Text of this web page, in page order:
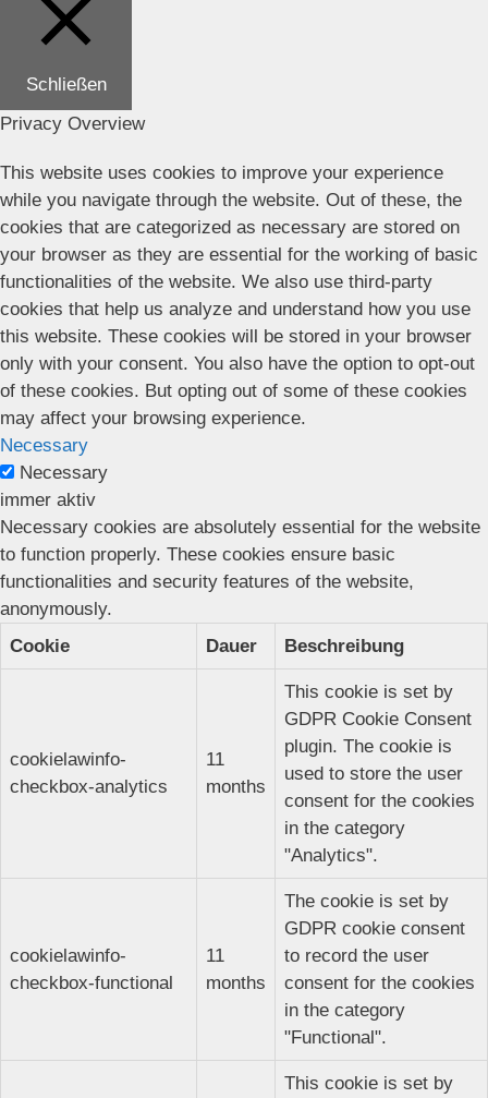
Schließen
Privacy Overview
This website uses cookies to improve your experience
while you navigate through the website. Out of these, the
cookies that are categorized as necessary are stored on
your browser as they are essential for the working of basic
functionalities of the website. We also use third-party
cookies that help us analyze and understand how you use
this website. These cookies will be stored in your browser
only with your consent. You also have the option to opt-out
of these cookies. But opting out of some of these cookies
may affect your browsing experience.
Necessary
Necessary
immer aktiv
Necessary cookies are absolutely essential for the website
to function properly. These cookies ensure basic
functionalities and security features of the website,
anonymously.
Cookie
Dauer Beschreibung
cookielawinfo-
checkbox-analytics
11
months
This cookie is set by
GDPR Cookie Consent
plugin. The cookie is
used to store the user
consent for the cookies
in the category
"Analytics".
cookielawinfo-
checkbox-functional
11
months
The cookie is set by
GDPR cookie consent
to record the user
consent for the cookies
in the category
"Functional".
This cookie is set by